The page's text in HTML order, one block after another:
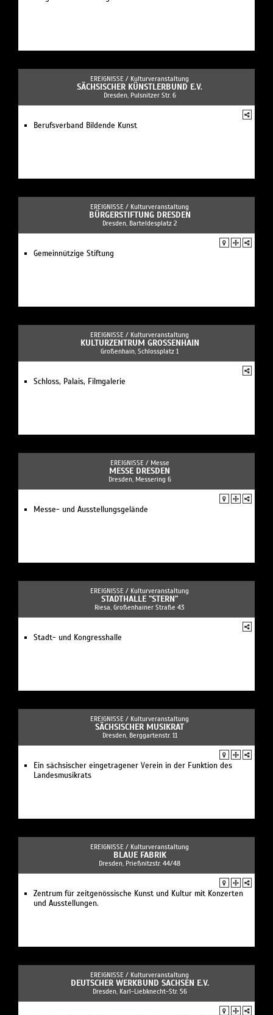
EREIGNISSE / Kulturveranstaltung
SÄCHSISCHER KÜNSTLERBUND E.V.
Dresden, Pulsnitzer Str. 6
Berufsverband Bildende Kunst
EREIGNISSE / Kulturveranstaltung
BÜRGERSTIFTUNG DRESDEN
Dresden, Barteldesplatz 2
Gemeinnützige Stiftung
EREIGNISSE / Kulturveranstaltung
KULTURZENTRUM GROSSENHAIN
Großenhain, Schlossplatz 1
Schloss, Palais, Filmgalerie
EREIGNISSE / Messe
MESSE DRESDEN
Dresden, Messering 6
Messe- und Ausstellungsgelände
EREIGNISSE / Kulturveranstaltung
STADTHALLE "STERN"
Riesa, Großenhainer Straße 43
Stadt- und Kongresshalle
EREIGNISSE / Kulturveranstaltung
SÄCHSISCHER MUSIKRAT
Dresden, Berggartenstr. 11
Ein sächsischer eingetragener Verein in der Funktion des
Landesmusikrats
EREIGNISSE / Kulturveranstaltung
BLAUE FABRIK
Dresden, Prießnitzstr. 44/48
Zentrum für zeitgenössische Kunst und Kultur mit Konzerten
und Ausstellungen.
EREIGNISSE / Kulturveranstaltung
DEUTSCHER WERKBUND SACHSEN E.V.
Dresden, Karl-Liebknecht-Str. 56